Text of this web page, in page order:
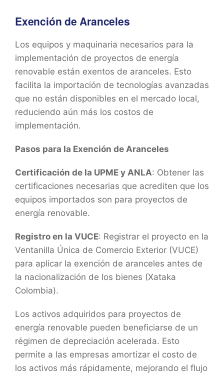
Exención de Aranceles
Los equipos y maquinaria necesarios para la
implementación de proyectos de energía
renovable están exentos de aranceles. Esto
facilita la importación de tecnologías avanzadas
que no están disponibles en el mercado local,
reduciendo aún más los costos de
implementación.
Pasos para la Exención de Aranceles
Certificación de la UPME y ANLA: Obtener las
certificaciones necesarias que acrediten que los
equipos importados son para proyectos de
energía renovable.
Registro en la VUCE: Registrar el proyecto en la
Ventanilla Única de Comercio Exterior (VUCE)
para aplicar la exención de aranceles antes de
la nacionalización de los bienes (Xataka
Colombia).
Los activos adquiridos para proyectos de
energía renovable pueden beneficiarse de un
régimen de depreciación acelerada. Esto
permite a las empresas amortizar el costo de
los activos más rápidamente, mejorando el flujo